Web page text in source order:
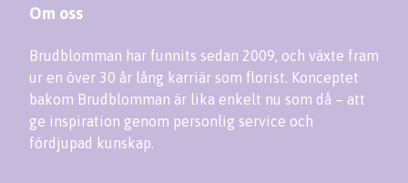
Om oss
Brudblomman har funnits sedan 2009, och växte fram
ur en över 30 år lång karriär som florist. Konceptet
bakom Brudblomman är lika enkelt nu som då – att
ge inspiration genom personlig service och
fördjupad kunskap.